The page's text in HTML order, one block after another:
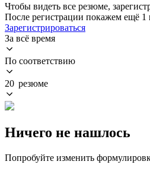
Чтобы видеть все резюме,
После регистрации покажем ещё 1
Зарегистрироваться
За всё время
По соответствию
20 резюме
Ничего не нашлось
Попробуйте изменить